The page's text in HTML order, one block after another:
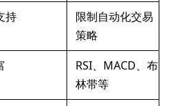
持
限制自动化交易
策略
RSI、MACD、布
林带等